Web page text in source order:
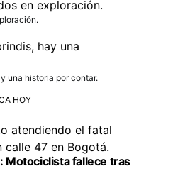
una historia por contar.
HOY
Motociclista fallece tras